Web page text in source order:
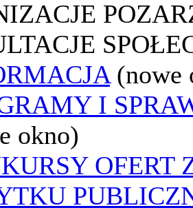
(nowe
I
okno)
OFERT